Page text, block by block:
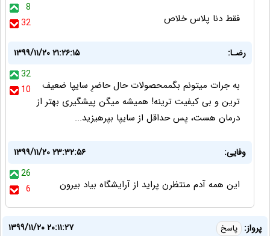
8
32
فقط دنا پلاس خلاص
رضـا:
۱۳۹۹/۱۱/۲۰ ۲۱:۲۶:۱۵
32
10
به جرات میتونم بگممحصولات حال حاضرِ سایپا ضعیف
ترین و بی کیفیت ترینه! همیشه میگن پیشگیری بهتر از
درمان هست، پس حداقل از سایپا بپرهیزید...
وفایی:
۱۳۹۹/۱۱/۲۰ ۲۳:۳۲:۵۶
26
6
این همه آدم منتظرن پراید از آرایشگاه بیاد بیرون
پرواز: پاسخ
۱۳۹۹/۱۱/۲۰ ۲۰:۱۱:۲۷